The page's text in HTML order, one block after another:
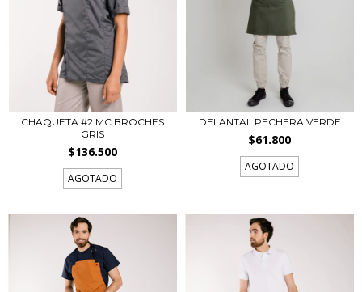
CHAQUETA #2 MC BROCHES
GRIS
$136.500
AGOTADO
DELANTAL PECHERA VERDE
$61.800
AGOTADO